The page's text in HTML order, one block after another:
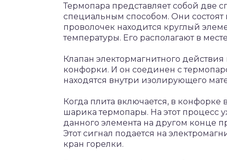
Термопара представляет собой две
специальным способом. Они состоят
проволочек находится круглый
температуры. Его располагают в
Клапан электормагнитного
конфорки. И он соединен с
находятся внутри изолирующего
Когда плита включается, в конфорке
шарика термопары. На этот процесс
данного элемента на другом конце
Этот сигнал подается на
кран горелки.